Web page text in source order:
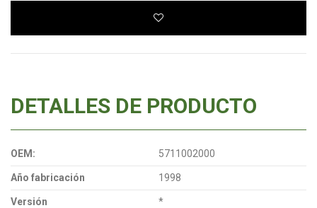
DETALLES DE PRODUCTO
OEM: 5711002000
Año fabricación 1998
Versión *